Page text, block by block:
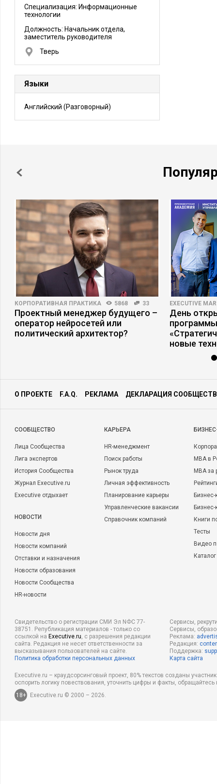
Специализация: Информационные
технологии
Должность: Начальник отдела,
заместитель руководителя
Тверь
Языки
Английский (Разговорный)
КОРПОРАТИВНАЯ ПРАКТИКА 5868 33
Проектный менеджер будущего –
оператор нейросетей или
политический архитектор?
EXECUTIVE
День
новые
О ПРОЕКТЕ F.A.Q. РЕКЛАМА ДЕКЛАРАЦИЯ
CООБЩЕСТВО
Лица Сообщества
Лига экспертов
История Сообщества
Журнал Executive.ru
Executive отдыхает
НОВОСТИ
Новости дня
Новости компаний
Отставки и назначения
Новости образования
Новости Сообщества
HR-новости
КАРЬЕРА
HR-менеджмент
Поиск работы
Рынок труда
Личная эффективность
Планирование карьеры
Управленческие вакансии
Справочник компаний
MBA в
MBA
Бизнес-
Книги
Тесты
Видео
Свидетельство о регистрации СМИ Эл NФС 77-
38751. Републикация материалов - только со
ссылкой на Executive.ru, с разрешения редакции
сайта. Редакция не несет ответственности за
высказывания пользователей на сайте.
Политика обработки персональных данных
Сервисы,
Сервисы,
Реклама:
Редакция:
Поддержка:
Карта сайта
Executive.ru – краудсорсинговый проект, 80% текстов созданы
оспорить логику повествования, уточнить цифры и факты,
18+
Executive.ru © 2000 – 2026.